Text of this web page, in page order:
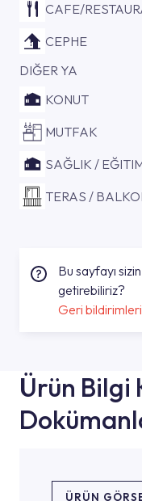
CAFE/
CEPHE
DIĞER YA
KONUT
MUTFAK
SAĞLIK /
TERAS /
Bu sayfayı
getirebiliriz?
Geri
Ürün Bilgi
ÜRÜN